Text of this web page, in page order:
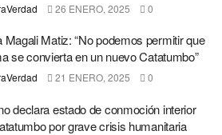
26 ENERO, 2025 0
Magali Matiz: “No podemos permitir que
se convierta en un nuevo Catatumbo”
21 ENERO, 2025 0
declara estado de conmoción interior
por grave crisis humanitaria